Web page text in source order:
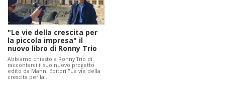
"Le vie della crescita per
la piccola impresa" il
nuovo libro di Ronny Trio
Abbiamo chiesto a Ronny Trio di
raccontarci il suo nuovo progetto
edito da Manni Editori "Le vie della
crescita per la…